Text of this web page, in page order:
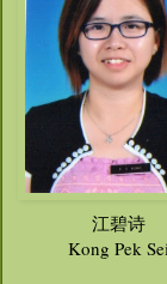
江碧诗
Kong Pek